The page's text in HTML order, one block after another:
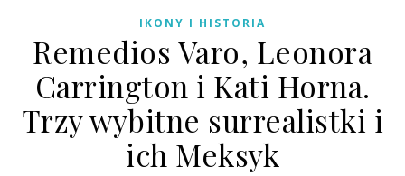
IKONY I HISTORIA
Remedios Varo, Leonora
Carrington i Kati Horna.
Trzy wybitne surrealistki i
ich Meksyk